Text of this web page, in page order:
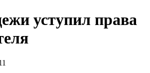
уступил права